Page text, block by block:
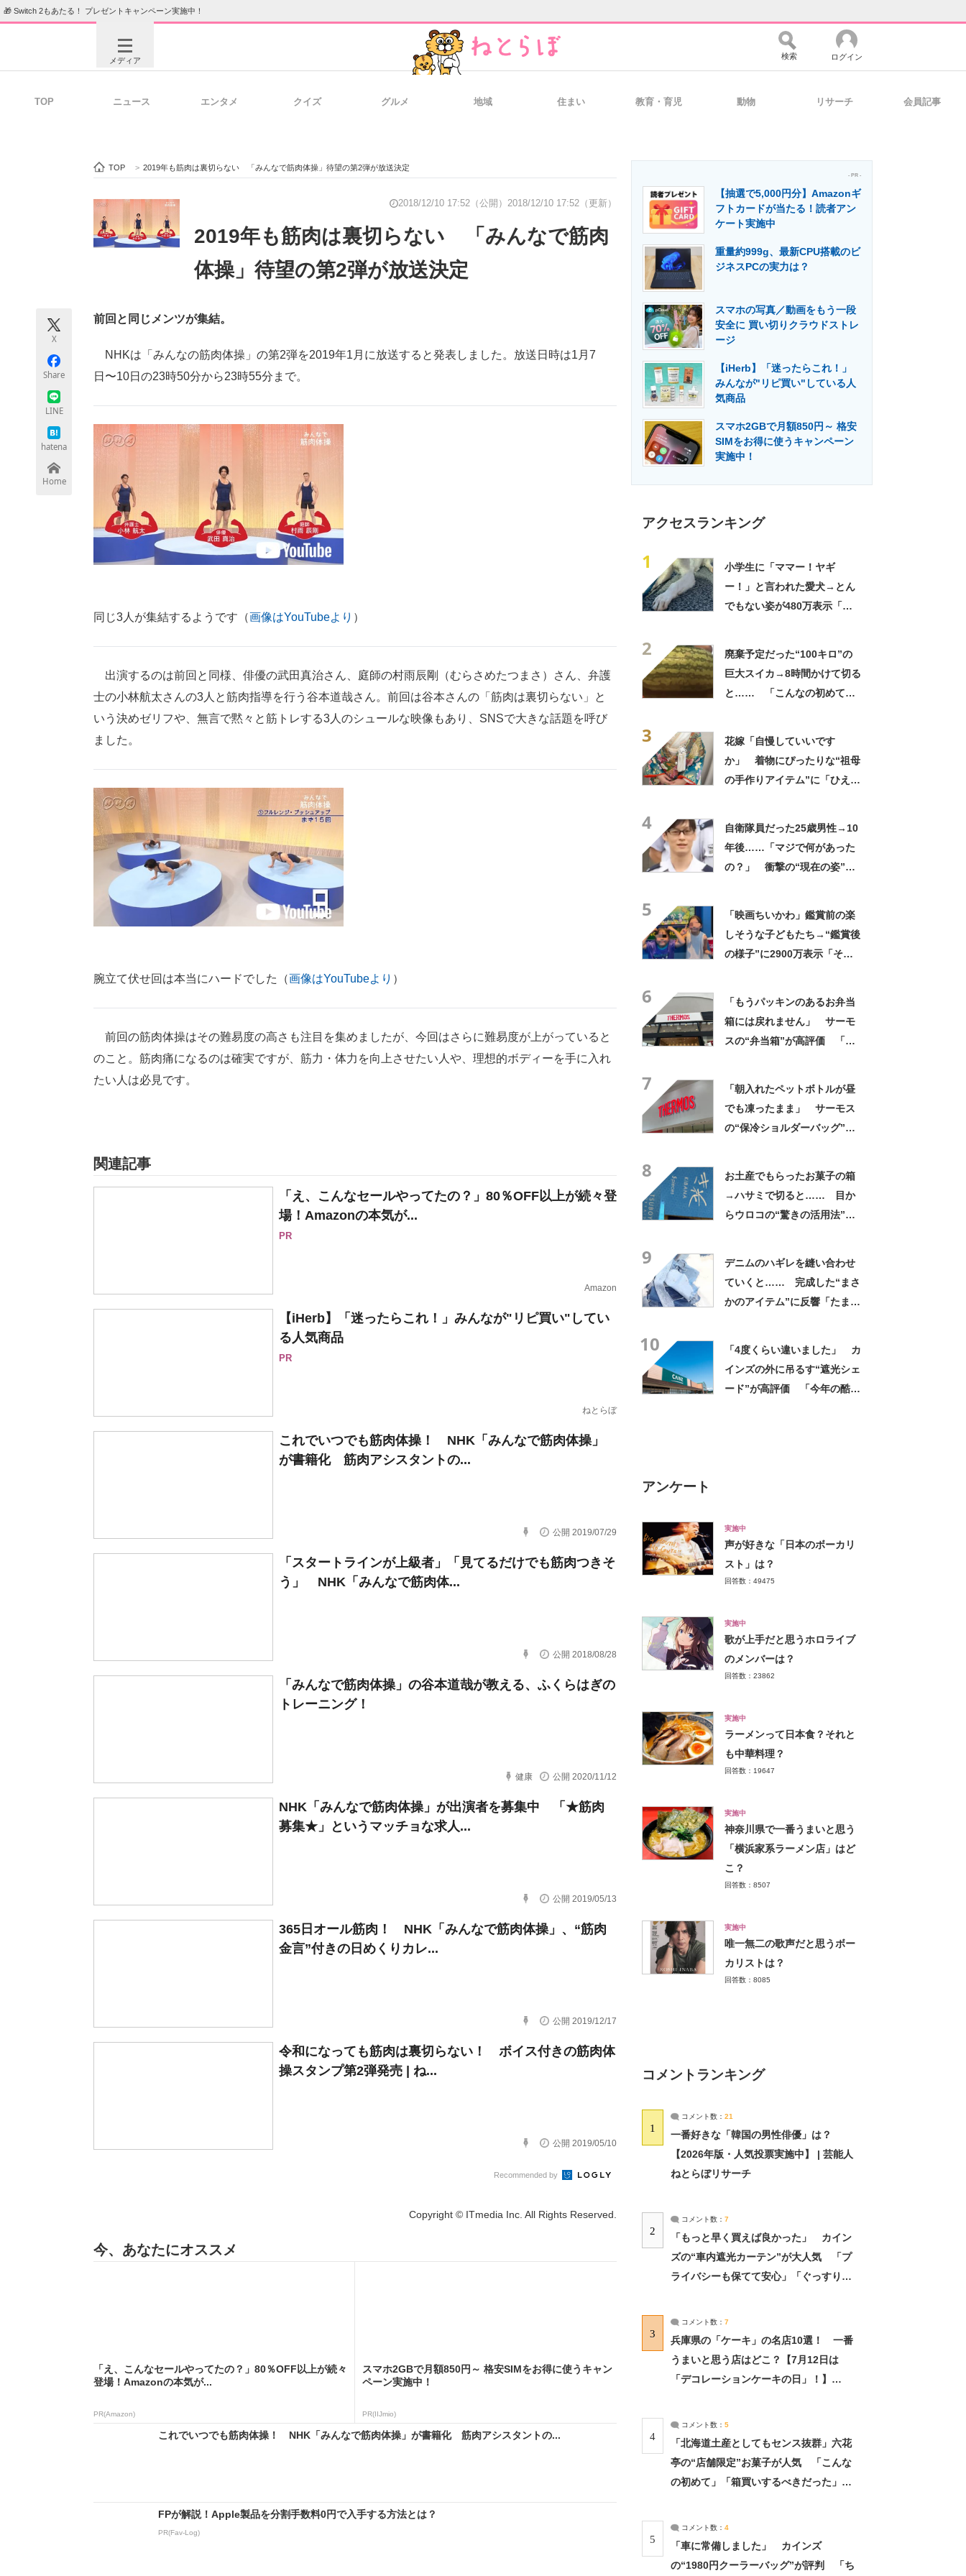
🎁 Switch 2もあたる！ プレゼントキャンペーン実施中！
メディア
経営リーダーのコミュニティ マーケ×ITの今がよく分かる
ITエンジニア向け専門サイト 企業向けIT製品の総合サイト IT製品の技術・比較・事例 製造業のIT導入・活用を支援
エネルギーの専門メディア 建設×テクノロジーの最前線
検索 ログイン
TOP ニュース エンタメ クイズ グルメ 地域 住まい 教育・育児 動物 リサーチ 会員記事
TOP > 2019年も筋肉は裏切らない 「みんなで筋肉体操」待望の第2弾が放送決定
2018/12/10 17:52（公開） 2018/12/10 17:52（更新）
2019年も筋肉は裏切らない 「みんなで筋肉
体操」待望の第2弾が放送決定
X
Share
LINE
hatena
Home
前回と同じメンツが集結。
NHKは「みんなの筋肉体操」の第2弾を2019年1月に放送すると発表しました。放送日時は1月7
日〜10日の23時50分から23時55分まで。
同じ3人が集結するようです（画像はYouTubeより ）
出演するのは前回と同様、俳優の武田真治さん、庭師の村雨辰剛（むらさめたつまさ）さん、弁護
士の小林航太さんの3人と筋肉指導を行う谷本道哉さん。前回は谷本さんの「筋肉は裏切らない」と
いう決めゼリフや、無言で黙々と筋トレする3人のシュールな映像もあり、SNSで大きな話題を呼び
ました。
腕立て伏せ回は本当にハードでした（画像はYouTubeより ）
前回の筋肉体操はその難易度の高さも注目を集めましたが、今回はさらに難易度が上がっていると
のこと。筋肉痛になるのは確実ですが、筋力・体力を向上させたい人や、理想的ボディーを手に入れ
たい人は必見です。
関連記事
「え、こんなセールやってたの？」80％OFF以上が続々登
場！Amazonの本気が...
PR
Amazon
【iHerb】「迷ったらこれ！」みんなが"リピ買い"してい
る人気商品
PR
ねとらぼ
これでいつでも筋肉体操！ NHK「みんなで筋肉体操」
が書籍化 筋肉アシスタントの...
公開 2019/07/29
「スタートラインが上級者」「見てるだけでも筋肉つきそ
う」 NHK「みんなで筋肉体...
公開 2018/08/28
「みんなで筋肉体操」の谷本道哉が教える、ふくらはぎの
トレーニング！
健康 公開 2020/11/12
NHK「みんなで筋肉体操」が出演者を募集中 「★筋肉
募集★」というマッチョな求人...
公開 2019/05/13
365日オール筋肉！ NHK「みんなで筋肉体操」、“筋肉
金言”付きの日めくりカレ...
公開 2019/12/17
令和になっても筋肉は裏切らない！ ボイス付きの筋肉体
操スタンプ第2弾発売 | ね...
公開 2019/05/10
Recommended by
Copyright © ITmedia Inc. All Rights Reserved.
今、あなたにオススメ
「え、こんなセールやってたの？」80％OFF以上が続々
登場！Amazonの本気が...
PR(Amazon)
スマホ2GBで月額850円～ 格安SIMをお得に使うキャン
ペーン実施中！
PR(IIJmio)
これでいつでも筋肉体操！ NHK「みんなで筋肉体操」が書籍化 筋肉アシスタントの...
FPが解説！Apple製品を分割手数料0円で入手する方法とは？
PR(Fav-Log)
- PR -
【抽選で5,000円分】Amazonギ
フトカードが当たる！読者アン
ケート実施中
重量約999g、最新CPU搭載のビ
ジネスPCの実力は？
スマホの写真／動画をもう一段
安全に 買い切りクラウドストレ
ージ
【iHerb】「迷ったらこれ！」
みんなが"リピ買い"している人
気商品
スマホ2GBで月額850円～ 格安
SIMをお得に使うキャンペーン
実施中！
アクセスランキング
1
小学生に「ママー！ヤギ
ー！」と言われた愛犬→とん
でもない姿が480万表示「ど
2
廃棄予定だった“100キロ”の
巨大スイカ→8時間かけて切る
と…… 「こんなの初めて見
3
花嫁「自慢していいです
か」 着物にぴったりな“祖母
の手作りアイテム”に「ひえ
4
自衛隊員だった25歳男性→10
年後……「マジで何があった
の？」 衝撃の“現在の姿”が
5
「映画ちいかわ」鑑賞前の楽
しそうな子どもたち→“鑑賞後
の様子”に2900万表示「そう
6
「もうパッキンのあるお弁当
箱には戻れません」 サーモ
スの“弁当箱”が高評価 「想
7
「朝入れたペットボトルが昼
でも凍ったまま」 サーモス
の“保冷ショルダーバッグ”が
8
お土産でもらったお菓子の箱
→ハサミで切ると…… 目か
らウロコの“驚きの活用法”に
9
デニムのハギレを縫い合わせ
ていくと…… 完成した“まさ
かのアイテム”に反響「たまら
10
「4度くらい違いました」 カ
インズの外に吊るす“遮光シェ
ード”が高評価 「今年の酷暑
アンケート
実施中
声が好きな「日本のボーカリ
スト」は？
回答数：49475
実施中
歌が上手だと思うホロライブ
のメンバーは？
回答数：23862
実施中
ラーメンって日本食？それと
も中華料理？
回答数：19647
実施中
神奈川県で一番うまいと思う
「横浜家系ラーメン店」はど
こ？
回答数：8507
実施中
唯一無二の歌声だと思うボー
カリストは？
回答数：8085
コメントランキング
1
コメント数： 21
一番好きな「韓国の男性俳優」は？
【2026年版・人気投票実施中】 | 芸能人
ねとらぼリサーチ
2
コメント数： 7
「もっと早く買えば良かった」 カイン
ズの“車内遮光カーテン”が大人気 「プ
ライバシーも保てて安心」「ぐっすり眠
3
コメント数： 7
兵庫県の「ケーキ」の名店10選！ 一番
うまいと思う店はどこ？【7月12日は
「デコレーションケーキの日」！】
4
コメント数： 5
「北海道土産としてもセンス抜群」六花
亭の“店舗限定”お菓子が人気 「こんな
の初めて」「箱買いするべきだった」
5
コメント数： 4
「車に常備しました」 カインズ
の“1980円クーラーバッグ”が評判 「ち